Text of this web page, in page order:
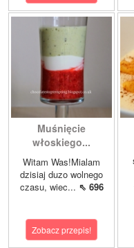
Muśnięcie
włoskiego...
Witam Was!Mialam
dzisiaj duzo wolnego
czasu, wiec... ⇖ 696
Zobacz przepis!